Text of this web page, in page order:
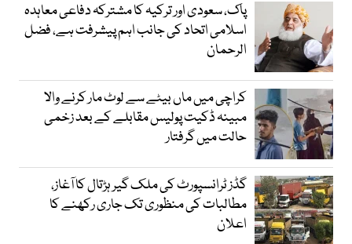
پاک، سعودی اور ترکیہ کا مشترکہ دفاعی معاہدہ
اسلامی اتحاد کی جانب اہم پیشرفت ہے، فضل
الرحمان
کراچی میں ماں بیٹے سے لوٹ مار کرنے والا
مبینہ ڈکیت پولیس مقابلے کے بعد زخمی
حالت میں گرفتار
گڈز ٹرانسپورٹ کی ملک گیر ہڑتال کا آغاز،
مطالبات کی منظوری تک جاری رکھنے کا
اعلان